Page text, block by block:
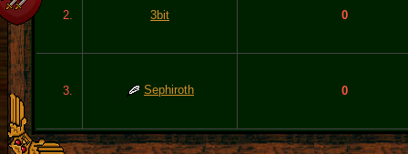
2. 3bit 0
3. Sephiroth 0